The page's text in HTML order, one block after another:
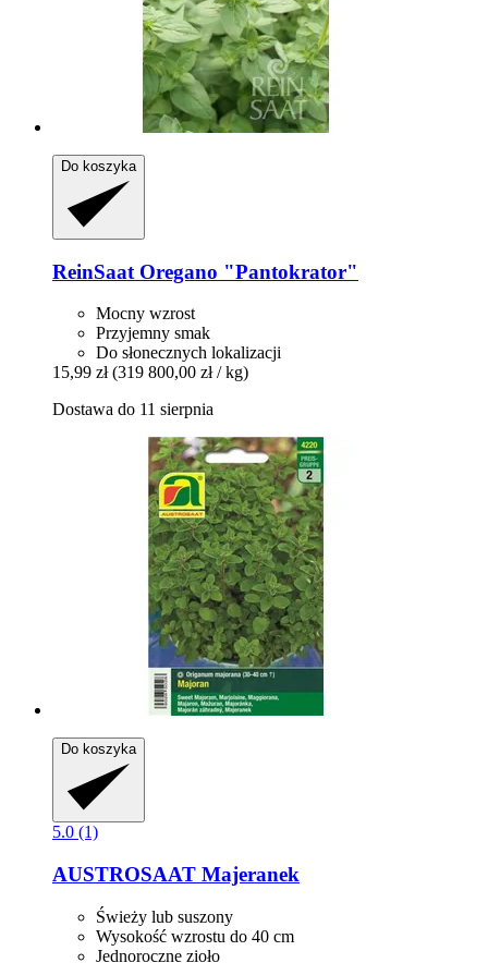
Do koszyka
ReinSaat Oregano "Pantokrator"
Mocny wzrost
Przyjemny smak
Do słonecznych lokalizacji
15,99 zł (319 800,00 zł / kg)
Dostawa do 11 sierpnia
Do koszyka
5.0 (1)
AUSTROSAAT Majeranek
Świeży lub suszony
Wysokość wzrostu do 40 cm
Jednoroczne zioło